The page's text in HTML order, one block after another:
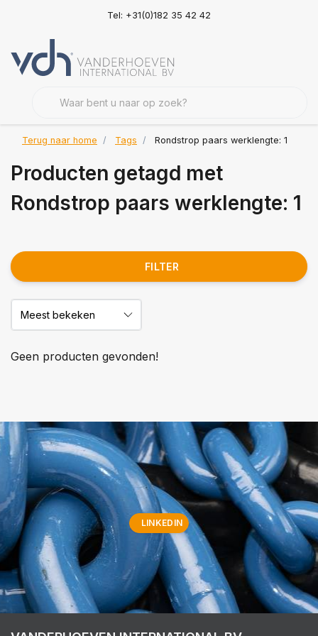
Tel: +31(0)182 35 42 42
Terug naar home Tags Rondstrop paars werklengte: 1
Producten getagd met
Rondstrop paars werklengte: 1
FILTER
Geen producten gevonden!
LINKEDIN